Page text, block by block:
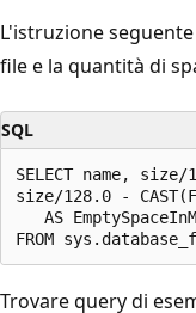
L'istruzione
file e la quantità di
SQL
SELECT name,
size/128.0 -
AS
Trovare query di